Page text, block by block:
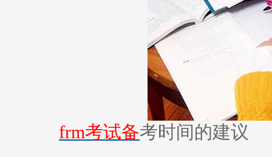
frm考试备考时间的建议